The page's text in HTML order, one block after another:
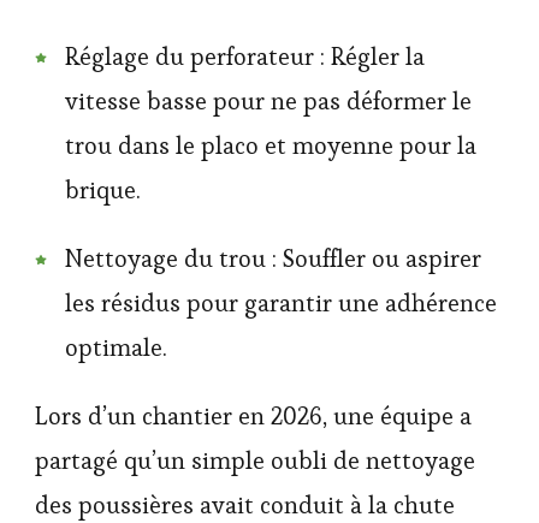
Réglage du perforateur : Régler la
vitesse basse pour ne pas déformer le
trou dans le placo et moyenne pour la
brique.
Nettoyage du trou : Souffler ou aspirer
les résidus pour garantir une adhérence
optimale.
Lors d’un chantier en 2026, une équipe a
partagé qu’un simple oubli de nettoyage
des poussières avait conduit à la chute